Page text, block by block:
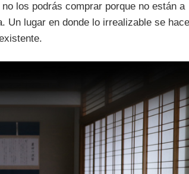
los podrás comprar porque no están a
Un lugar en donde lo irrealizable se hace